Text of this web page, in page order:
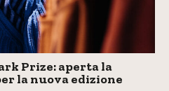
Prize: aperta la
la nuova edizione